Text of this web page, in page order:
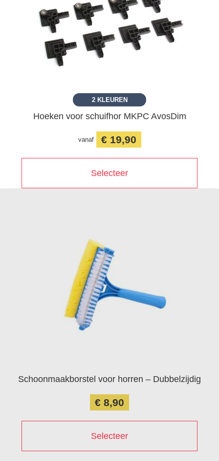
2 KLEUREN
Hoeken voor schuifhor MKPC AvosDim
vanaf € 19,90
Selecteer
Schoonmaakborstel voor horren – Dubbelzijdig
€ 8,90
Selecteer